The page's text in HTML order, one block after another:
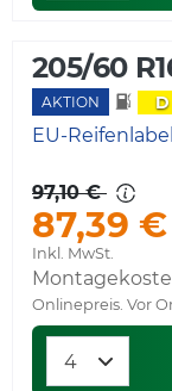
205/60
AKTION D
EU-Reifenlabel
97,10 €
87,39 €
Inkl. MwSt.
Onlinepreis. Vor